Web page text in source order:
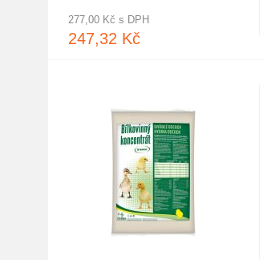
277,00 Kč s DPH
247,32 Kč